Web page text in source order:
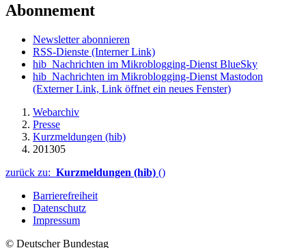
Abonnement
Newsletter abonnieren
RSS-Dienste (Interner Link)
hib_Nachrichten im Mikroblogging-Dienst BlueSky
hib_Nachrichten im Mikroblogging-Dienst Mastodon
(Externer Link, Link öffnet ein neues Fenster)
Webarchiv
Presse
Kurzmeldungen (hib)
201305
zurück zu: Kurzmeldungen (hib) ()
Barrierefreiheit
Datenschutz
Impressum
© Deutscher Bundestag